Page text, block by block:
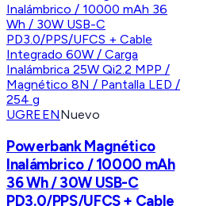
UGREENNuevo
Powerbank Magnético
Inalámbrico / 10000 mAh
36 Wh / 30W USB-C
PD3.0/PPS/UFCS + Cable